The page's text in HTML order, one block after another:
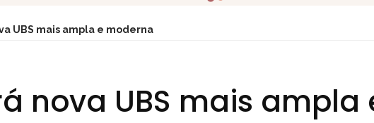
UBS mais ampla e moderna
nova UBS mais ampla